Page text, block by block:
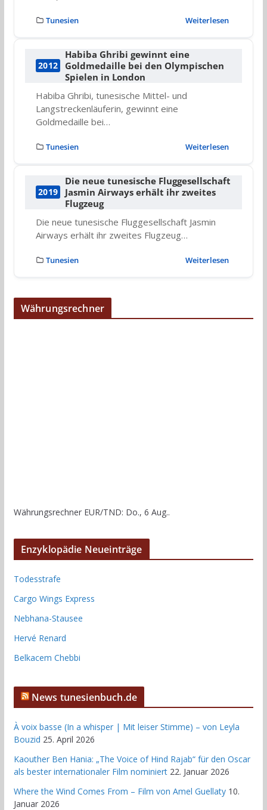
Tunesien Weiterlesen
2012
Habiba Ghribi gewinnt eine
Goldmedaille bei den Olympischen
Spielen in London
Habiba Ghribi, tunesische Mittel- und
Langstreckenläuferin, gewinnt eine
Goldmedaille bei…
Tunesien Weiterlesen
2019
Die neue tunesische Fluggesellschaft
Jasmin Airways erhält ihr zweites
Flugzeug
Die neue tunesische Fluggesellschaft Jasmin
Airways erhält ihr zweites Flugzeug…
Tunesien Weiterlesen
Währungsrechner
Währungsrechner EUR/TND: Do., 6 Aug..
Enzyklopädie Neueinträge
Todesstrafe
Cargo Wings Express
Nebhana-Stausee
Hervé Renard
Belkacem Chebbi
News tunesienbuch.de
À voix basse (In a whisper | Mit leiser Stimme) – von Leyla
Bouzid 25. April 2026
Kaouther Ben Hania: „The Voice of Hind Rajab“ für den Oscar
als bester internationaler Film nominiert 22. Januar 2026
Where the Wind Comes From – Film von Amel Guellaty 10.
Januar 2026